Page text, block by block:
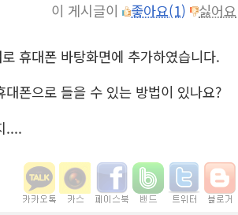
이 게시글이
좋아요(1) 싫어요
휴대폰 바탕화면에 추가하였습니다.
대폰으로 들을 수 있는 방법이 있나요?
....